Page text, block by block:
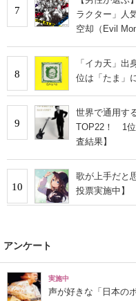
7
ラクター」人
空却（Evil
8
「イカ天」
位は「たま」
9
世界で通用す
TOP22！ 1位
査結果】
10
歌が上手だと
投票実施中】
アンケート
実施中
声が好きな「日本の